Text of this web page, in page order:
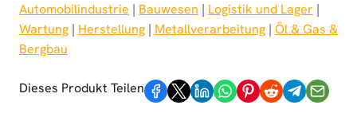
Automobilindustrie | Bauwesen | Logistik und Lager
Wartung | Herstellung | Metallverarbeitung | Öl & Gas &
Bergbau
Dieses Produkt Teilen